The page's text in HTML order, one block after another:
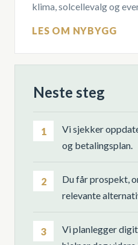
klima, solcellevalg og
LES OM NYBYGG
Neste steg
1
Vi sjekker
og betalingsplan.
2
Du får prospekt,
relevante
3
Vi planlegger